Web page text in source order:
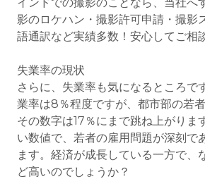
影のロケハン・撮影許可申請・撮影
語通訳など実績多数！安心してご相
失業率の現状
さらに、失業率も気になるところで
業率は8％程度ですが、都市部の若者
その数字は17％にまで跳ね上がりま
い数値で、若者の雇用問題が深刻で
ます。経済が成長している一方で、
ど高いのでしょうか？